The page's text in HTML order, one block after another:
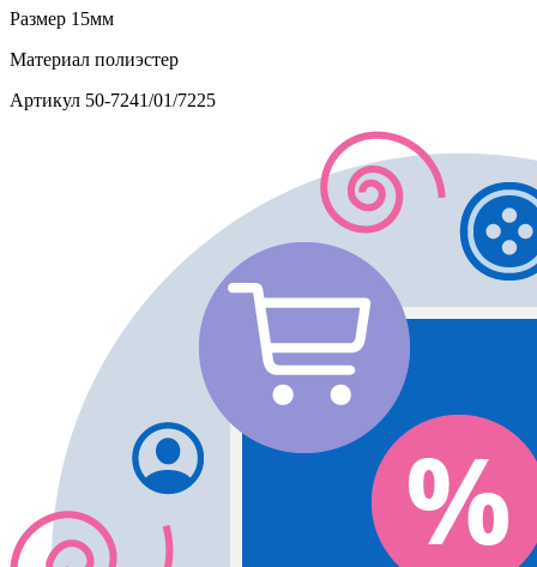
Размер 15мм
Материал полиэстер
Артикул 50-7241/01/7225